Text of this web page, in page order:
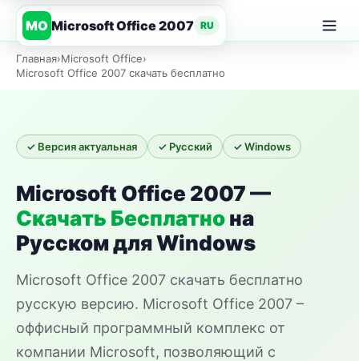
MO Microsoft Office 2007 RU
Главная›Microsoft Office›
Microsoft Office 2007 скачать бесплатно
✓ Версия актуальная ✓ Русский ✓ Windows
Microsoft Office 2007 —
Скачать Бесплатнона
Русском для Windows
Microsoft Office 2007 скачать бесплатно
русскую версию. Microsoft Office 2007 –
оффисный программный комплекс от
компании Microsoft, позволяющий с